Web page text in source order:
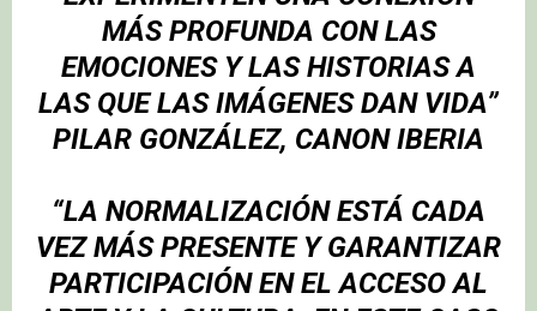
MÁS PROFUNDA CON LAS
EMOCIONES Y LAS HISTORIAS A
LAS QUE LAS IMÁGENES DAN VIDA”
PILAR GONZÁLEZ, CANON IBERIA
“LA NORMALIZACIÓN ESTÁ CADA
VEZ MÁS PRESENTE Y GARANTIZAR
PARTICIPACIÓN EN EL ACCESO AL